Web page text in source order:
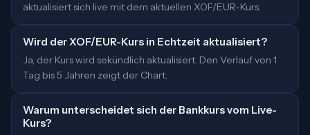
aktualisiert sich live mit dem aktuellen XOF/EUR-Kurs.
Wird der XOF/EUR-Kurs in Echtzeit aktualisiert?
Ja, der Kurs wird sekündlich aktualisiert. Den Verlauf von 1
Tag bis 5 Jahren zeigt der Chart.
Warum unterscheidet sich der Bankkurs vom Live-
Kurs?